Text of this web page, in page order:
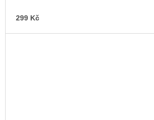
299 Kč